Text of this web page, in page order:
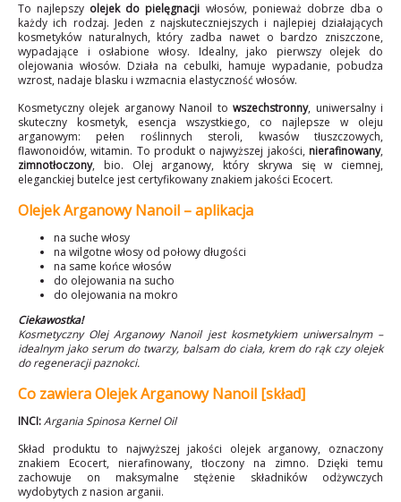
To najlepszy olejek do pielęgnacji włosów, ponieważ dobrze dba o
każdy ich rodzaj. Jeden z najskuteczniejszych i najlepiej działających
kosmetyków naturalnych, który zadba nawet o bardzo zniszczone,
wypadające i osłabione włosy. Idealny, jako pierwszy olejek do
olejowania włosów. Działa na cebulki, hamuje wypadanie, pobudza
wzrost, nadaje blasku i wzmacnia elastyczność włosów.
Kosmetyczny olejek arganowy Nanoil towszechstronny, uniwersalny i
skuteczny kosmetyk, esencja wszystkiego, co najlepsze w oleju
arganowym: pełen roślinnych steroli, kwasów tłuszczowych,
flawonoidów, witamin. To produkt o najwyższej jakości, nierafinowany,
zimnotłoczony, bio. Olej arganowy, który skrywa się w ciemnej,
eleganckiej butelce jest certyfikowany znakiem jakości Ecocert.
Olejek Arganowy Nanoil – aplikacja
na suche włosy
na wilgotne włosy od połowy długości
na same końce włosów
do olejowania na sucho
do olejowania na mokro
Ciekawostka!
Kosmetyczny Olej Arganowy Nanoil jest kosmetykiem uniwersalnym –
idealnym jako serum do twarzy, balsam do ciała, krem do rąk czy olejek
do regeneracji paznokci.
Co zawiera Olejek Arganowy Nanoil [skład]
INCI:Argania Spinosa Kernel Oil
Skład produktu to najwyższej jakości olejek arganowy, oznaczony
znakiem Ecocert, nierafinowany, tłoczony na zimno. Dzięki temu
zachowuje on maksymalne stężenie składników odżywczych
wydobytych z nasion arganii.